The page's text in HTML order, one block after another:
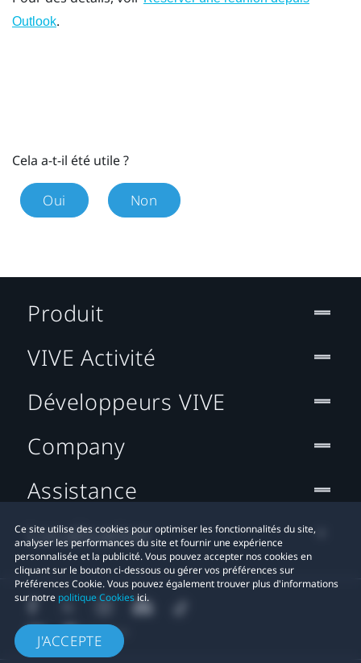
Outlook.
Cela a-t-il été utile ?
Oui Non
Ce site utilise des cookies pour optimiser les fonctionnalités du site,
analyser les performances du site et fournir une expérience
personnalisée et la publicité. Vous pouvez accepter nos cookies en
cliquant sur le bouton ci-dessous ou gérer vos préférences sur
Préférences Cookie. Vous pouvez également trouver plus d'informations
sur notre politique Cookiesici.
J'ACCEPTE
Produit
VIVE Activité
Développeurs VIVE
Company
Assistance
Localisation